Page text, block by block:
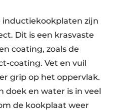
inductiekookplaten zijn
Dit is een krasvaste
coating, zoals de
coating. Vet en vuil
grip op het oppervlak.
doek en water is in veel
de kookplaat weer